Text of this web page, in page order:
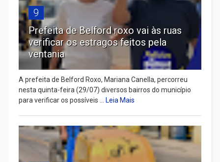
9
Prefeita de Belford roxo vai às ruas
verificar os estragos feitos pela
ventania
A prefeita de Belford Roxo, Mariana Canella, percorreu
nesta quinta-feira (29/07) diversos bairros do município
para verificar os possíveis ... Leia Mais